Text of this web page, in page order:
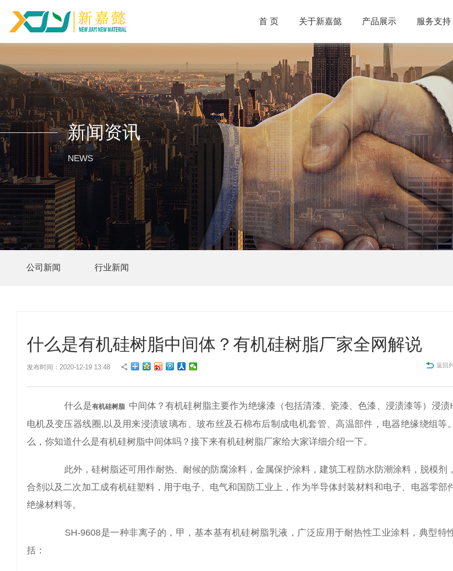
首 页 关于新嘉懿 产品展示 服务支持
新闻资讯
NEWS
公司新闻 行业新闻
什么是有机硅树脂中间体？有机硅树脂厂家全网解说
发布时间：2020-12-19 13:48 返回
什么是有机硅树脂 中间体？有机硅树脂主要作为绝缘漆（包括清漆、瓷漆、色漆、浸渍漆等）浸渍
电机及变压器线圈,以及用来浸渍玻璃布、玻布丝及石棉布后制成电机套管、高温部件，电器绝缘绕组等
么，你知道什么是有机硅树脂中间体吗？接下来有机硅树脂厂家给大家详细介绍一下。
此外，硅树脂还可用作耐热、耐候的防腐涂料，金属保护涂料，建筑工程防水防潮涂料，脱模剂
合剂以及二次加工成有机硅塑料，用于电子、电气和国防工业上，作为半导体封装材料和电子、电器零部
绝缘材料等。
SH-9608是一种非离子的，甲，基本基有机硅树脂乳液，广泛应用于耐热性工业涂料，典型特
括：